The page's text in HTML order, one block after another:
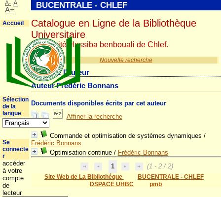
Nouvelle recherche
Détail de l'auteur
Auteur Frédéric Bonnans
Documents disponibles écrits par cet auteur
Affiner la recherche
Commande et optimisation de systèmes dynamiques /
Frédéric Bonnans
Optimisation continue/ Frédéric Bonnans
1
(1 - 2 / 2)
Site Web de La Bibliothéque
BUCENTRALE - CHLEF
DSPACE UHBC
pmb
BUCENTRALE - CHLEF
Catalogue en Ligne de la Bibliothèque
Universitaire
Université Hassiba benbouali de Chlef.
A- A
A+
Accueil
Sélection
de la
langue
Se
connecte
r
accéder
à votre
compte
de
lecteur